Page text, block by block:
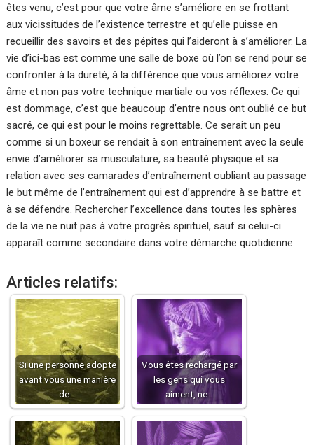
êtes venu, c’est pour que votre âme s’améliore en se frottant
aux vicissitudes de l’existence terrestre et qu’elle puisse en
recueillir des savoirs et des pépites qui l’aideront à s’améliorer. La
vie d’ici-bas est comme une salle de boxe où l’on se rend pour se
confronter à la dureté, à la différence que vous améliorez votre
âme et non pas votre technique martiale ou vos réflexes. Ce qui
est dommage, c’est que beaucoup d’entre nous ont oublié ce but
sacré, ce qui est pour le moins regrettable. Ce serait un peu
comme si un boxeur se rendait à son entraînement avec la seule
envie d’améliorer sa musculature, sa beauté physique et sa
relation avec ses camarades d’entraînement oubliant au passage
le but même de l’entraînement qui est d’apprendre à se battre et
à se défendre. Rechercher l’excellence dans toutes les sphères
de la vie ne nuit pas à votre progrès spirituel, sauf si celui-ci
apparaît comme secondaire dans votre démarche quotidienne.
Articles relatifs:
Si une personne adopte
avant vous une manière
de…
Vous êtes rechargé par
les gens qui vous
aiment, ne…